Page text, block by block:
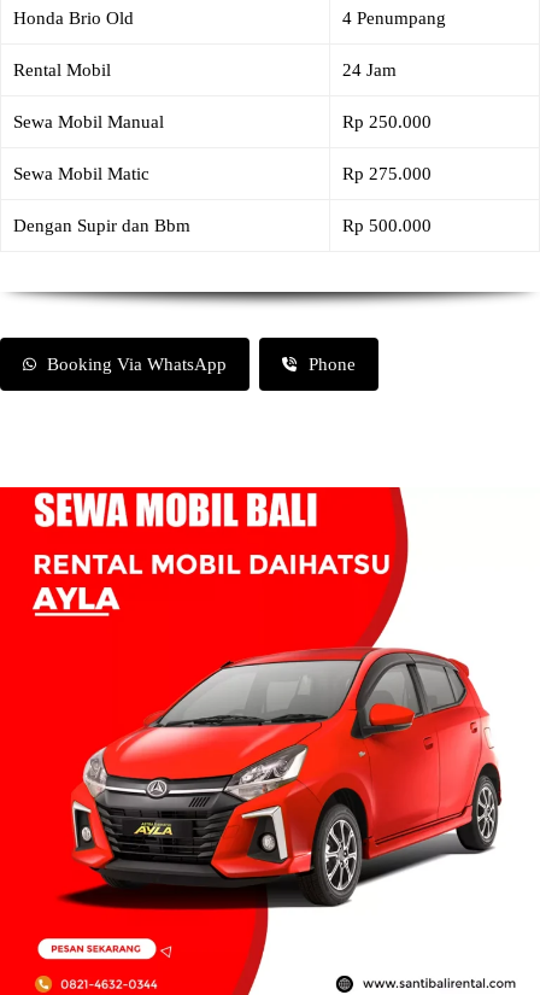
Honda Brio Old 4 Penumpang
Rental Mobil 24 Jam
Sewa Mobil Manual Rp 250.000
Sewa Mobil Matic Rp 275.000
Dengan Supir dan Bbm Rp 500.000
Booking Via WhatsApp Phone